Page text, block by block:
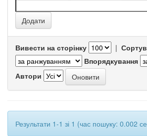
Вивести на сторінку |
Впорядкування
Автори
Результати 1-1 зі 1 (час пошуку: 0.002